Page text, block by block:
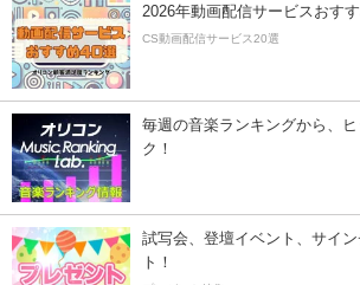
2026年動画配信サービスおす
CS動画配信サービス20選
毎週の音楽ランキングから、
ク！
試写会、登壇イベント、サイ
ト！